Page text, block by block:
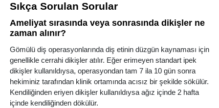
Sıkça Sorulan Sorular
Ameliyat sırasında veya sonrasında dikişler ne
zaman alınır?
Gömülü diş operasyonlarında diş etinin düzgün kaynaması için
genellikle cerrahi dikişler atılır. Eğer erimeyen standart ipek
dikişler kullanıldıysa, operasyondan tam 7 ila 10 gün sonra
hekiminiz tarafından klinik ortamında acısız bir şekilde sökülür.
Kendiliğinden eriyen dikişler kullanıldıysa ağız içinde 2 hafta
içinde kendiliğinden dökülür.